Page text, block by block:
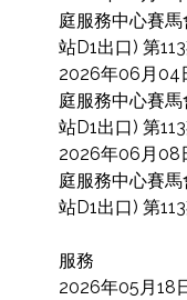
庭服務中心賽
站D1出口) 第
2026年06月04
庭服務中心賽
站D1出口) 第
2026年06月08
庭服務中心賽
站D1出口) 第
服務
2026年05月18